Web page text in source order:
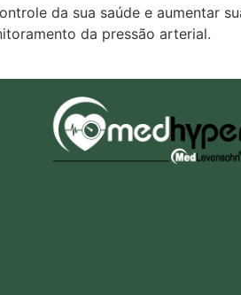
da sua saúde e aumentar
da pressão arterial.